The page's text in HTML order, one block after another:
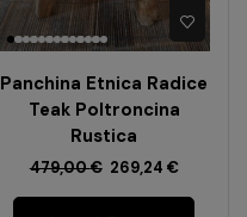
Panchina Etnica Radice
Teak Poltroncina
Rustica
479,00€ 269,24 €